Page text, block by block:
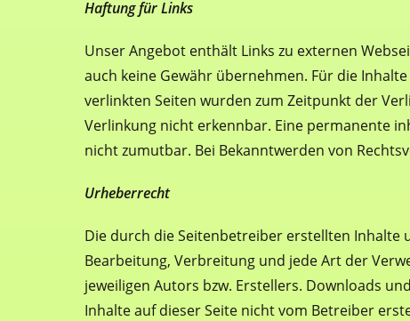
Haftung für Links
Unser Angebot enthält Links zu externen
auch keine Gewähr übernehmen. Für die
verlinkten Seiten wurden zum Zeitpunkt der
Verlinkung nicht erkennbar. Eine permanente
nicht zumutbar. Bei Bekanntwerden von
Urheberrecht
Die durch die Seitenbetreiber erstellten Inhalte
Bearbeitung, Verbreitung und jede Art der
jeweiligen Autors bzw. Erstellers. Downloads
Inhalte auf dieser Seite nicht vom Betreiber